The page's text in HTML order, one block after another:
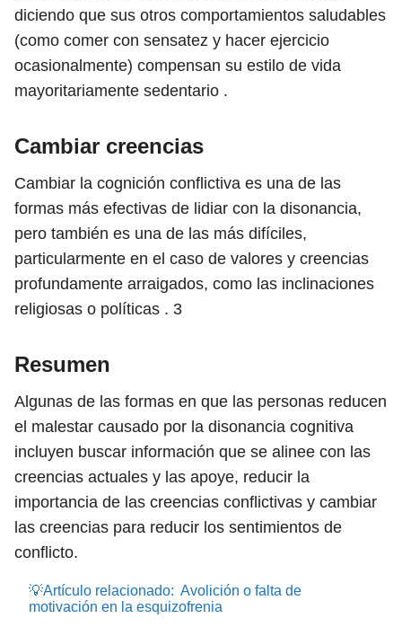
diciendo que sus otros comportamientos saludables
(como comer con sensatez y hacer ejercicio
ocasionalmente) compensan su estilo de vida
mayoritariamente sedentario .
Cambiar creencias
Cambiar la cognición conflictiva es una de las
formas más efectivas de lidiar con la disonancia,
pero también es una de las más difíciles,
particularmente en el caso de valores y creencias
profundamente arraigados, como las inclinaciones
religiosas o políticas . 3
Resumen
Algunas de las formas en que las personas reducen
el malestar causado por la disonancia cognitiva
incluyen buscar información que se alinee con las
creencias actuales y las apoye, reducir la
importancia de las creencias conflictivas y cambiar
las creencias para reducir los sentimientos de
conflicto.
💡Artículo relacionado: Avolición o falta de
motivación en la esquizofrenia